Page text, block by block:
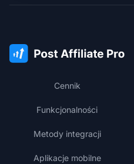
Cennik
Funkcjonalności
Metody integracji
Aplikacje mobilne